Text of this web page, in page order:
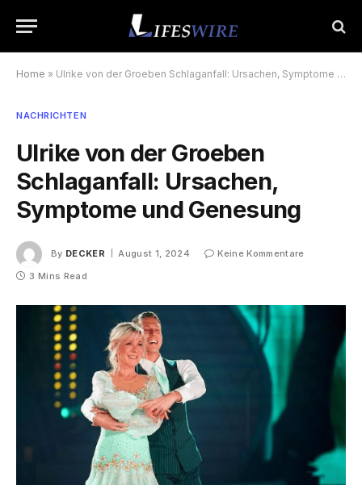
Home » Ulrike von der Groeben Schlaganfall: Ursachen, Symptome und Genesung
NACHRICHTEN
Ulrike von der Groeben
Schlaganfall: Ursachen,
Symptome und Genesung
By DECKER August 1, 2024
Keine Kommentare
3 Mins Read